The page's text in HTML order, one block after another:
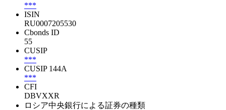
***
ISIN
RU0007205530
Cbonds ID
55
CUSIP
***
CUSIP 144A
***
CFI
DBVXXR
ロシア中央銀行による証券の種類